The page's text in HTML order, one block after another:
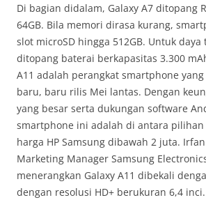
Di bagian didalam, Galaxy A7 ditopang
64GB. Bila memori dirasa kurang,
slot microSD hingga 512GB. Untuk daya
ditopang baterai berkapasitas 3.300
A11 adalah perangkat smartphone
baru, baru rilis Mei lantas. Dengan
yang besar serta dukungan software
smartphone ini adalah di antara
harga HP Samsung dibawah 2 juta.
Marketing Manager Samsung
menerangkan Galaxy A11 dibekali
dengan resolusi HD+ berukuran 6,4